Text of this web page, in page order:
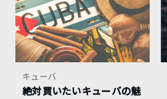
キューバ
絶対買いたいキューバの魅